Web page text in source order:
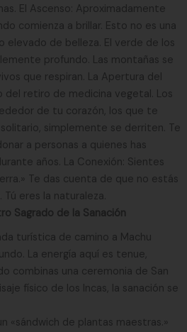
El Ascenso: Aproximadamente
comienza a brillar. Esto no es una
elevado de belleza. El verde de los
profundo. Las montañas se
que respiran. La Apertura del
del retiro de medicina vegetal. Los
de tu corazón, los que te
simplemente se derriten. Te
a personas a quienes has
años. La Conexión: Sientes
Te das cuenta de que no estás
eres la naturaleza.
Sagrado de la Sanación
turística de camino a Machu
La energía aquí es tenue,
combinas una ceremonia de San
físico de los Incas, la sanación se
«sándwich de plantas maestras.»